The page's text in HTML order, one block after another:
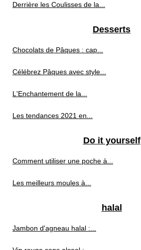
Derrière les Coulisses de la...
Desserts
Chocolats de Pâques : cap...
Célébrez Pâques avec style...
L'Enchantement de la...
Les tendances 2021 en...
Do it yourself
Comment utiliser une poche à...
Les meilleurs moules à...
halal
Jambon d'agneau halal :...